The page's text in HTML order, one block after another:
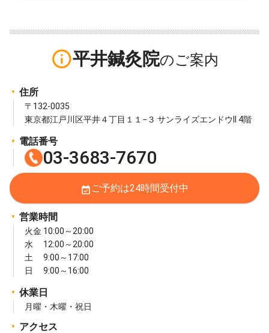
info_outline平井鍼灸院
住所
〒132-0035
東京都江戸川区平井４丁目１１−３ サンライズエンドウII 4階
電話番号
03-3683-7670
event_available ご予約は24時間受付中
営業時間
火金 10:00～20:00
水 12:00～20:00
土 9:00～17:00
日 9:00～16:00
休業日
月曜・木曜・祝日
アクセス